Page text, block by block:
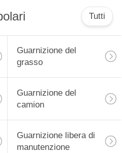
Tutti
Guarnizione del
grasso
Guarnizione del
camion
Guarnizione libera di
manutenzione